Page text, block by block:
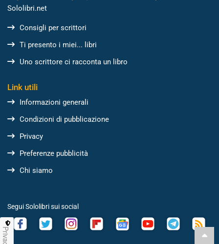
Sololibri.net
Consigli per scrittori
Ti presento i miei... libri
Uno scrittore ci racconta un libro
Link utili
Informazioni generali
Condizioni di pubblicazione
Privacy
Preferenze pubblicità
Chi siamo
Segui Sololibri sui social
Privacy